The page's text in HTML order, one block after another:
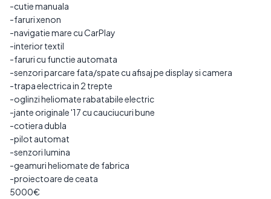
-cutie manuala
-faruri xenon
-navigatie mare cu CarPlay
-interior textil
-faruri cu functie automata
-senzori parcare fata/spate cu afisaj pe display si camera
-trapa electrica in 2 trepte
-oglinzi heliomate rabatabile electric
-jante originale '17 cu cauciucuri bune
-cotiera dubla
-pilot automat
-senzori lumina
-geamuri heliomate de fabrica
-proiectoare de ceata
5000€